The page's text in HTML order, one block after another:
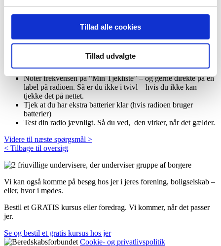
Tillad alle cookies
Tillad udvalgte
Find P4 FM frekvensen i dit område på din nødradio
Noter frekvensen på “Min Tjekliste” – og gerne direkte på en
label på radioen. Så er du ikke i tvivl – hvis du ikke kan
tjekke det på nettet.
Tjek at du har ekstra batterier klar (hvis radioen bruger
batterier)
Test din radio jævnligt. Så du ved, den virker, når det gælder.
Videre til næste spørgsmål >
< Tilbage til oversigt
Vi kan også komme på besøg hos jer i jeres forening, boligselskab –
eller, hvor i mødes.
Bestil et GRATIS kursus eller foredrag. Vi kommer, når det passer
jer.
Se og bestil et gratis kursus hos jer
Cookie- og privatlivspolitik